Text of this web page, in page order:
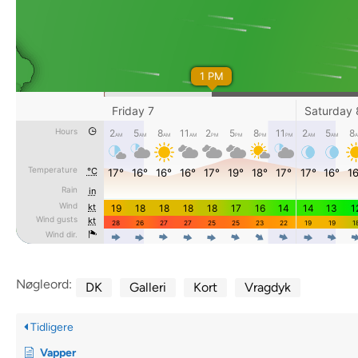
Nøgleord: DK Galleri Kort Vragdyk
Tidligere
Vapper